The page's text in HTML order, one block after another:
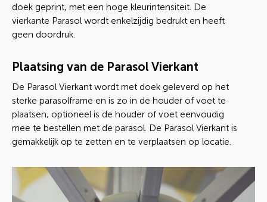
doek geprint, met een hoge kleurintensiteit. De
vierkante Parasol wordt enkelzijdig bedrukt en heeft
geen doordruk.
Plaatsing van de Parasol Vierkant
De Parasol Vierkant wordt met doek geleverd op het
sterke parasolframe en is zo in de houder of voet te
plaatsen, optioneel is de houder of voet eenvoudig
mee te bestellen met de parasol. De Parasol Vierkant is
gemakkelijk op te zetten en te verplaatsen op locatie.